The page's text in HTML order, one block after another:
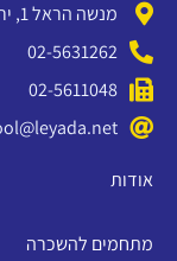
מנשה הראל 1, ירושלים
02-5631262
02-5611048
אודות
מתחמים להשכרה